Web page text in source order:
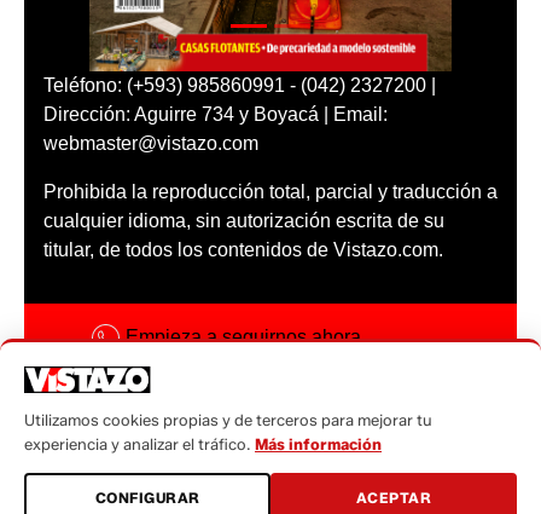
Teléfono: (+593) 985860991 - (042) 2327200 |
Dirección: Aguirre 734 y Boyacá | Email:
webmaster@vistazo.com
Prohibida la reproducción total, parcial y traducción a
cualquier idioma, sin autorización escrita de su
titular, de todos los contenidos de Vistazo.com.
Empieza a seguirnos ahora
Código ética
Sugerencias a:
sugerencias@vistazo.com
Utilizamos cookies propias y de terceros para mejorar tu
experiencia y analizar el tráfico. Más información
CONFIGURAR ACEPTAR